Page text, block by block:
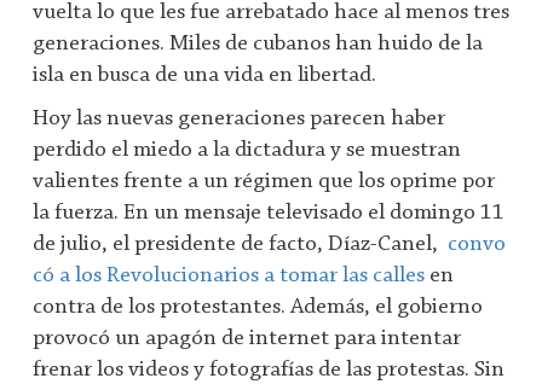
vuelta lo que les fue arrebatado hace al menos tres
generaciones. Miles de cubanos han huido de la
isla en busca de una vida en libertad.
Hoy las nuevas generaciones parecen haber
perdido el miedo a la dictadura y se muestran
valientes frente a un régimen que los oprime por
la fuerza. En un mensaje televisado el domingo 11
de julio, el presidente de facto, Díaz-Canel, convo
có a los Revolucionarios a tomar las calles en
contra de los protestantes. Además, el gobierno
provocó un apagón de internet para intentar
frenar los videos y fotografías de las protestas. Sin